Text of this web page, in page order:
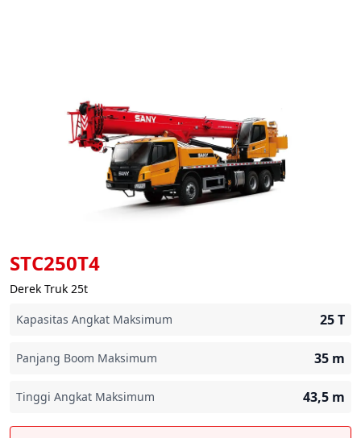
STC250T4
Derek Truk 25t
Kapasitas Angkat Maksimum
25T
Panjang Boom Maksimum 35 m
Tinggi Angkat Maksimum 43,5 m